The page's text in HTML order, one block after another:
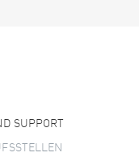
SUPPORT